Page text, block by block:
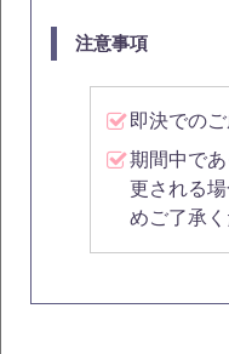
注意事項
即決での
期間中で
更される
めご了承く